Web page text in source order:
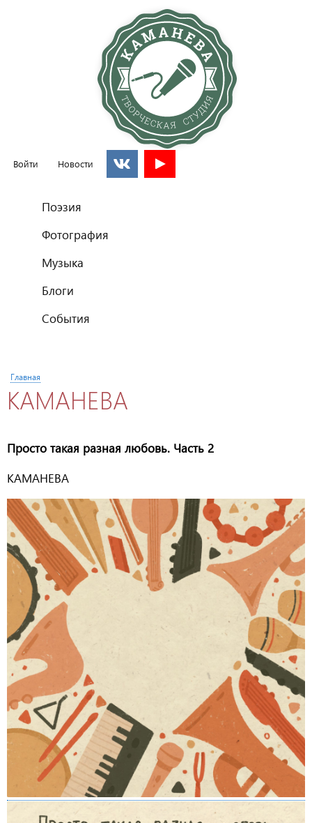
Войти Новости
Главное меню
Поэзия
Фотография
Музыка
Блоги
События
Вы здесь
Главная
КАМАНЕВА
Просто такая разная любовь. Часть 2
КАМАНЕВА